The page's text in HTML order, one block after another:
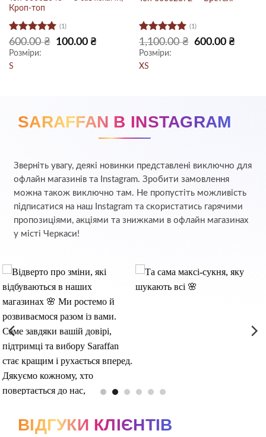
Кроп-топ
Оцінено в
5з 5
(1)
600.00₴
Оригінальна
ціна:
100.00₴
Розміри:
S
Оцінено в
5з 5
(1)
1,100.00₴
Оригінальна
ціна:
600.00₴
Розміри:
XS
SARAFFAN В INSTAGRAM
Зверніть увагу, деякі новинки представлені виключно для
офлайн магазинів та Instagram. Зробити замовлення
можна також виключно там. Не пропустіть можливість
підписатися на наш Instagram та скористатись гарячими
пропозиціями, акціями та знижками в офлайн магазинах
у місті Черкаси!
ВІДГУКИ КЛІЄНТІВ